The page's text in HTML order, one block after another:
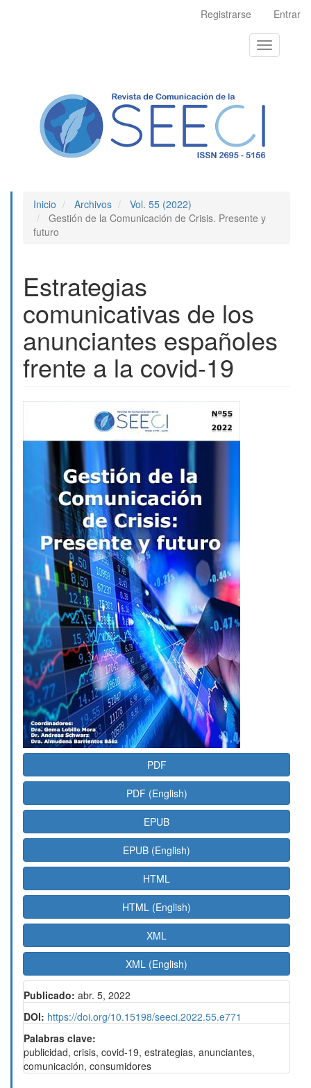
Registrarse Entrar
Toggle
navigation
Inicio Archivos
Vol. 55 (2022)
Gestión de la Comunicación de Crisis. Presente y
futuro
Estrategias
comunicativas de los
anunciantes españoles
frente a la covid-19
Barra
lateral
del
artículo
PDF
PDF (English)
EPUB
EPUB (English)
HTML
HTML (English)
XML
XML (English)
Publicado: abr. 5, 2022
DOI: https://doi.org/10.15198/seeci.2022.55.e771
Palabras clave:
publicidad, crisis, covid-19, estrategias, anunciantes,
comunicación, consumidores